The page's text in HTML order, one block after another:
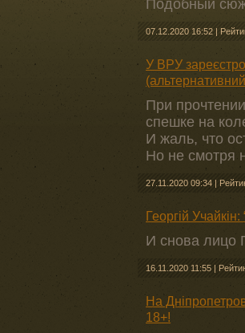
Подобный
07.12.2020 16:52 |
У ВРУ
При
спешке на
И жаль, что
Но не смотря
27.11.2020 09:34 |
Георгій
И снова лицо
16.11.2020 11:55 |
На
18+!